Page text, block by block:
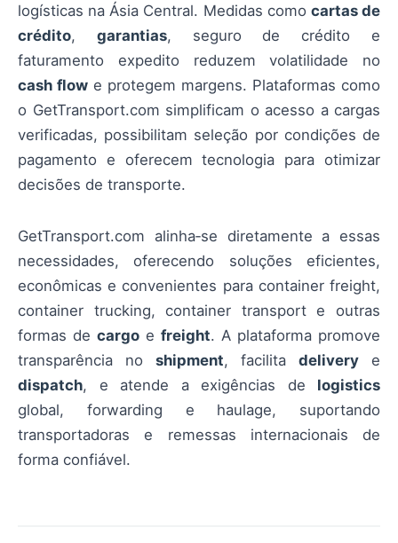
logísticas na Ásia Central. Medidas como cartas de
crédito, garantias, seguro de crédito e
faturamento expedito reduzem volatilidade no
cash flow e protegem margens. Plataformas como
o GetTransport.com simplificam o acesso a cargas
verificadas, possibilitam seleção por condições de
pagamento e oferecem tecnologia para otimizar
decisões de transporte.
GetTransport.com alinha‑se diretamente a essas
necessidades, oferecendo soluções eficientes,
econômicas e convenientes para container freight,
container trucking, container transport e outras
formas de cargo e freight. A plataforma promove
transparência no shipment, facilita delivery e
dispatch, e atende a exigências de logistics
global, forwarding e haulage, suportando
transportadoras e remessas internacionais de
forma confiável.